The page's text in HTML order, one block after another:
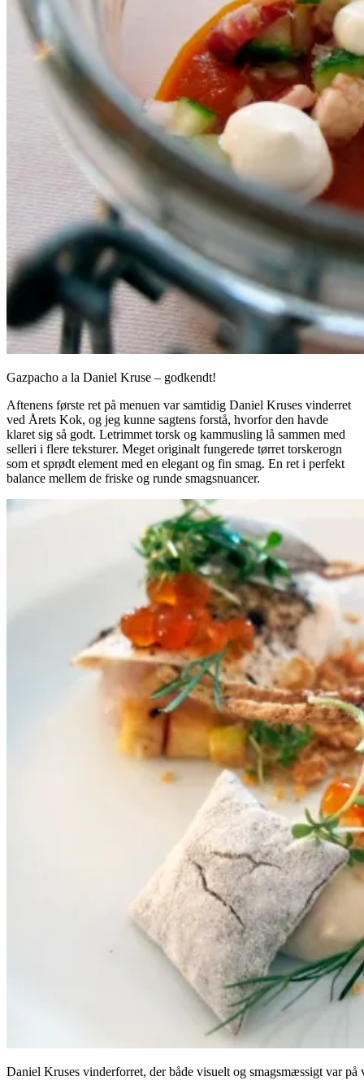
Gazpacho a la Daniel Kruse – godkendt!
Aftenens første ret på menuen var samtidig Daniel Kruses vinderret
ved Årets Kok, og jeg kunne sagtens forstå, hvorfor den havde
klaret sig så godt. Letrimmet torsk og kammusling lå sammen med
selleri i flere teksturer. Meget originalt fungerede tørret torskerogn
som et sprødt element med en elegant og fin smag. En ret i perfekt
balance mellem de friske og runde smagsnuancer.
Daniel Kruses vinderforret, der både visuelt og smagsmæssigt var